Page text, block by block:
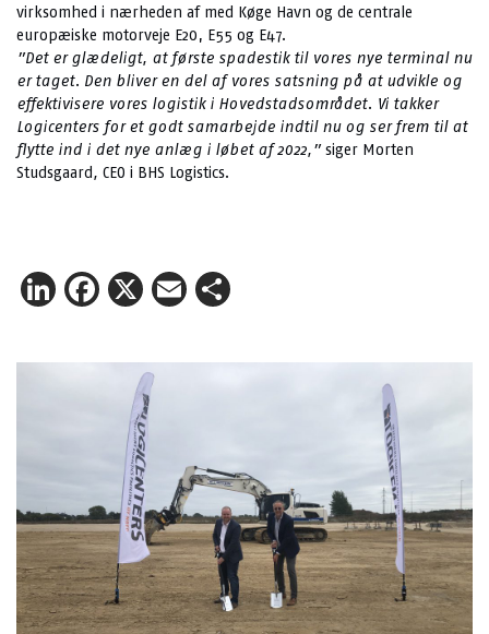
virksomhed i nærheden af med Køge Havn og de centrale
europæiske motorveje E20, E55 og E47.
”Det er glædeligt, at første spadestik til vores nye terminal nu
er taget. Den bliver en del af vores satsning på at udvikle og
effektivisere vores logistik i Hovedstadsområdet. Vi takker
Logicenters for et godt samarbejde indtil nu og ser frem til at
flytte ind i det nye anlæg i løbet af 2022,”siger Morten
Studsgaard, CEO i BHS Logistics.
LinkedIn
Facebook
X Email